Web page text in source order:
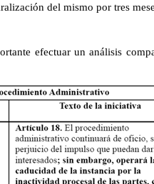
del mismo por tres
efectuar un análisis